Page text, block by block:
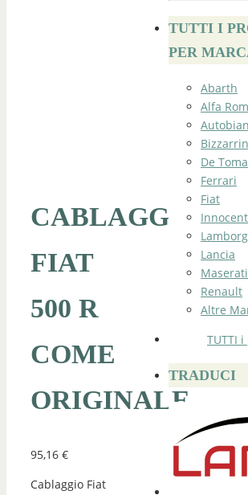
CABLAGGIO
FIAT
500 R
COME
ORIGINALE
95,16 €
Cablaggio Fiat
TUTTI I
PER
Abarth
Alfa
De
Ferrari
Fiat
Lancia
Maserati
Renault
Altre
TUTTI
TRADUCI